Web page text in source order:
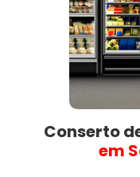
Conserto
em